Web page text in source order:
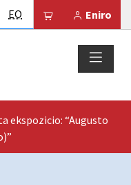
Eniro
Il tuo carrello
EO Esperanto
ekspozicio: “Augusto